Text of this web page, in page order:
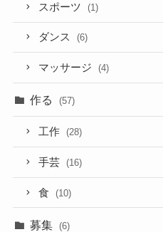
スポーツ (1)
ダンス (6)
マッサージ (4)
作る (57)
工作 (28)
手芸 (16)
食 (10)
募集 (6)